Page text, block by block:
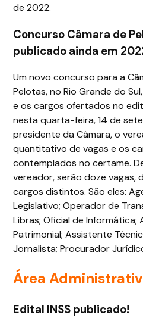
de 2022.
Concurso Câmara de
publicado ainda em
Um novo concurso para a
Pelotas, no Rio Grande do
e os cargos ofertados no
nesta quarta-feira, 14 de
presidente da Câmara, o
quantitativo de vagas e os
contemplados no certame.
vereador, serão doze vagas,
cargos distintos. São eles:
Legislativo; Operador de
Libras; Oficial de Informática;
Patrimonial; Assistente
Jornalista; Procurador
Área
Edital INSS publicado!